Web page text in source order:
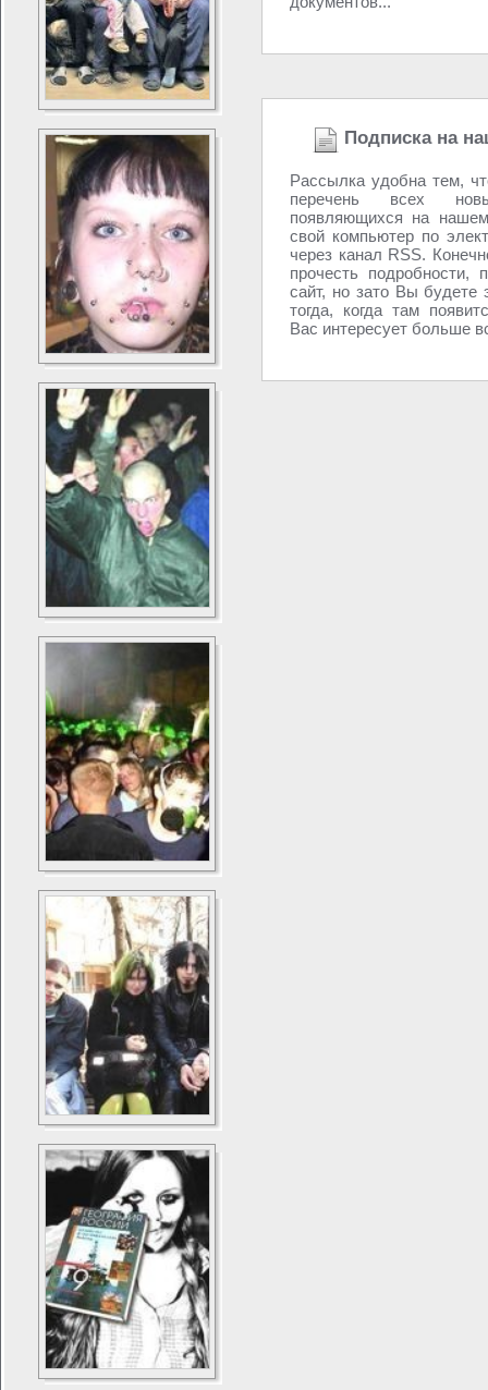
Подписка на
Рассылка удобна тем,
перечень всех
появляющихся на
свой компьютер по
через канал RSS.
прочесть подробности,
сайт, но зато Вы будете
тогда, когда там
Вас интересует больше